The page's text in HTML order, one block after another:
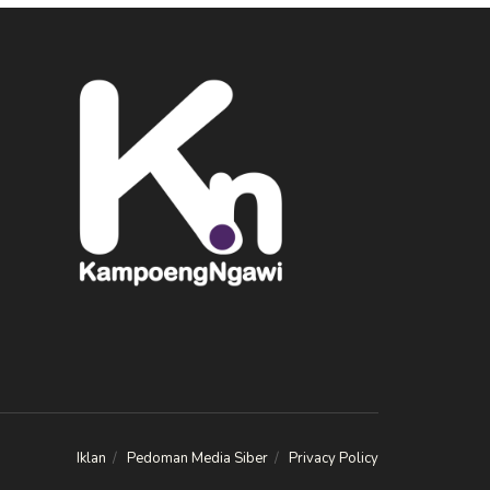
Iklan Pedoman Media Siber Privacy Policy